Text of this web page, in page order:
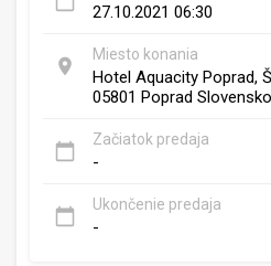
27.10.2021 06:30
Miesto konania
Hotel Aquacity Poprad,
05801 Poprad Slovensko
Začiatok predaja
-
Ukončenie predaja
-